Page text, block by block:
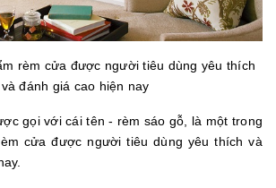
rèm cửa được người tiêu dùng yêu thích
và đánh giá cao hiện nay
gọi với cái tên - rèm sáo gỗ, là một trong
cửa được người tiêu dùng yêu thích và